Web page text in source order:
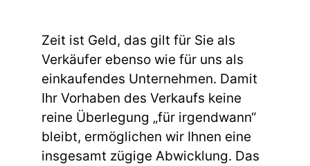
Zeit ist Geld, das gilt für Sie als
Verkäufer ebenso wie für uns als
einkaufendes Unternehmen. Damit
Ihr Vorhaben des Verkaufs keine
reine Überlegung „für irgendwann“
bleibt, ermöglichen wir Ihnen eine
insgesamt zügige Abwicklung. Das